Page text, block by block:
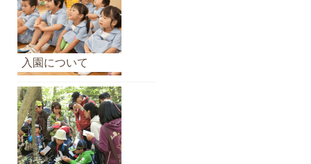
の
ア
ー
カ
イ
ブ
入園について